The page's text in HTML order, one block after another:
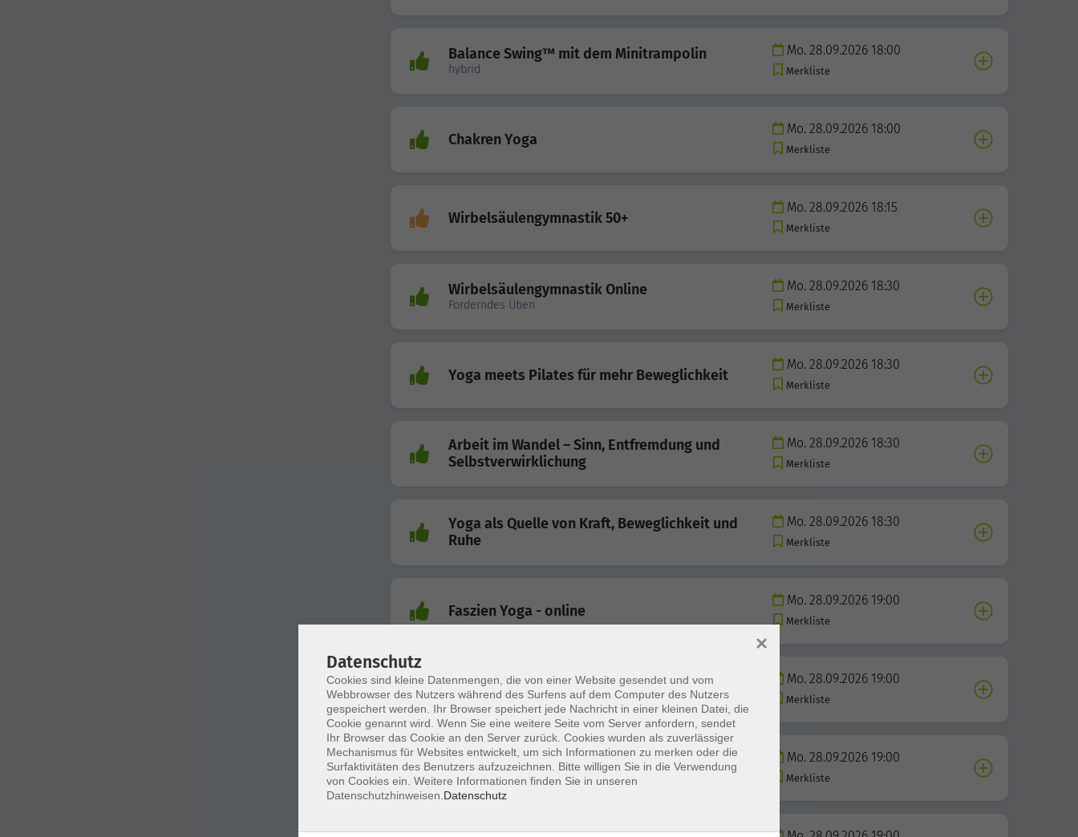
Balance Swing™ mit dem Minitrampolin
hybrid
Mo. 28.09.2026 18:00
Merkliste
Chakren Yoga
Mo. 28.09.2026 18:00
Merkliste
Wirbelsäulengymnastik 50+
Mo. 28.09.2026 18:15
Merkliste
Wirbelsäulengymnastik Online
Forderndes Üben
Mo. 28.09.2026 18:30
Merkliste
Yoga meets Pilates für mehr Beweglichkeit
Mo. 28.09.2026 18:30
Merkliste
Arbeit im Wandel – Sinn, Entfremdung und
Selbstverwirklichung
Mo. 28.09.2026 18:30
Merkliste
Yoga als Quelle von Kraft, Beweglichkeit und
Ruhe
Mo. 28.09.2026 18:30
Merkliste
Faszien Yoga - online
Mo. 28.09.2026 19:00
Merkliste
Faszienyoga
Mo. 28.09.2026 19:00
Merkliste
Qigong - Fortgeschrittene (online)
Mo. 28.09.2026 19:00
Merkliste
Datenschutz
Cookies sind kleine Datenmengen, die von einer Website gesendet und vom
Webbrowser des Nutzers während des Surfens auf dem Computer des Nutzers
gespeichert werden. Ihr Browser speichert jede Nachricht in einer kleinen Datei, die
Cookie genannt wird. Wenn Sie eine weitere Seite vom Server anfordern, sendet
Ihr Browser das Cookie an den Server zurück. Cookies wurden als zuverlässiger
Mechanismus für Websites entwickelt, um sich Informationen zu merken oder die
Surfaktivitäten des Benutzers aufzuzeichnen. Bitte willigen Sie in die Verwendung
von Cookies ein. Weitere Informationen finden Sie in unseren
Datenschutzhinweisen. Datenschutz
×